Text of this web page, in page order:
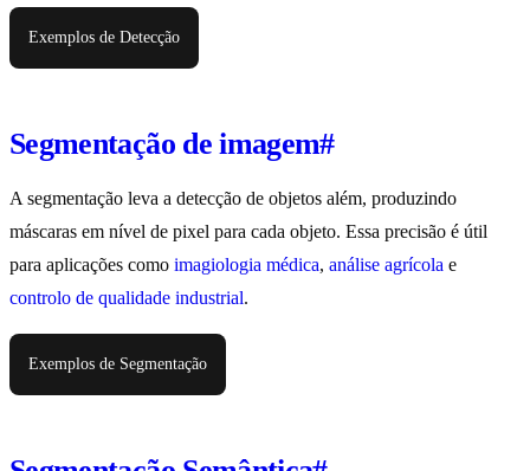
Exemplos de Detecção
Segmentação de imagem#
A segmentação leva a detecção de objetos além, produzindo
máscaras em nível de pixel para cada objeto. Essa precisão é útil
para aplicações como imagiologia médica, análise agrícola e
controlo de qualidade industrial.
Exemplos de Segmentação